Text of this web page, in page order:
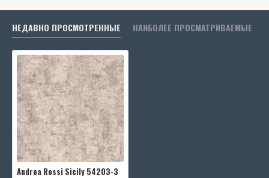
НЕДАВНО ПРОСМОТРЕННЫЕ НАИБОЛЕЕ ПРОСМАТРИВАЕМЫЕ
Andrea Rossi Sicily 54203-3